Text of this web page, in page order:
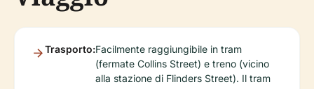
Trasporto:Facilmente raggiungibile in tram
(fermate Collins Street) e treno (vicino
alla stazione di Flinders Street). Il tram